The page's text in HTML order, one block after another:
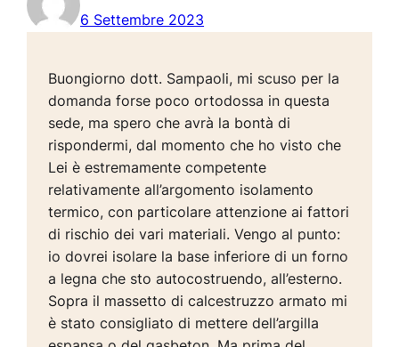
6 Settembre 2023
Buongiorno dott. Sampaoli, mi scuso per la
domanda forse poco ortodossa in questa
sede, ma spero che avrà la bontà di
rispondermi, dal momento che ho visto che
Lei è estremamente competente
relativamente all’argomento isolamento
termico, con particolare attenzione ai fattori
di rischio dei vari materiali. Vengo al punto:
io dovrei isolare la base inferiore di un forno
a legna che sto autocostruendo, all’esterno.
Sopra il massetto di calcestruzzo armato mi
è stato consigliato di mettere dell’argilla